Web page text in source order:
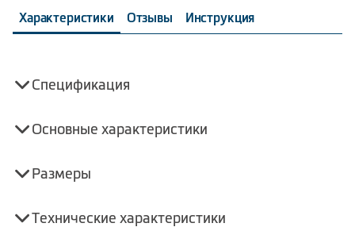
Характеристики Отзывы Инструкция
Спецификация
Основные характеристики
Размеры
Технические характеристики